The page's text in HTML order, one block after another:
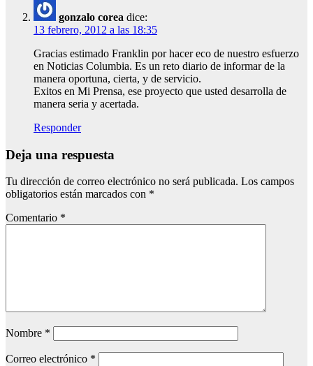
gonzalo corea dice:
13 febrero, 2012 a las 18:35
Gracias estimado Franklin por hacer eco de nuestro esfuerzo
en Noticias Columbia. Es un reto diario de informar de la
manera oportuna, cierta, y de servicio.
Exitos en Mi Prensa, ese proyecto que usted desarrolla de
manera seria y acertada.
Responder
Deja una respuesta
Tu dirección de correo electrónico no será publicada. Los campos
obligatorios están marcados con *
Comentario *
Nombre *
Correo electrónico *